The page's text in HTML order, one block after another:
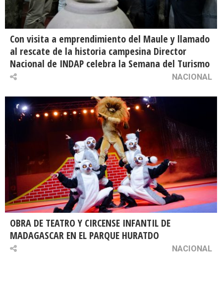
Con visita a emprendimiento del Maule y llamado
al rescate de la historia campesina Director
Nacional de INDAP celebra la Semana del Turismo
NACIONAL
OBRA DE TEATRO Y CIRCENSE INFANTIL DE
MADAGASCAR EN EL PARQUE HURATDO
NACIONAL